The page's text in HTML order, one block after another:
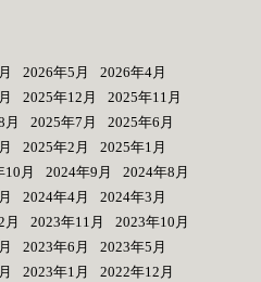
2026年5月
2026年4月
2025年12月
2025年11月
月 2025年7月
2025年6月
2025年2月
2025年1月
10月 2024年9月
2024年8月
2024年4月
2024年3月
月 2023年11月
2023年10月
2023年6月
2023年5月
2023年1月
2022年12月